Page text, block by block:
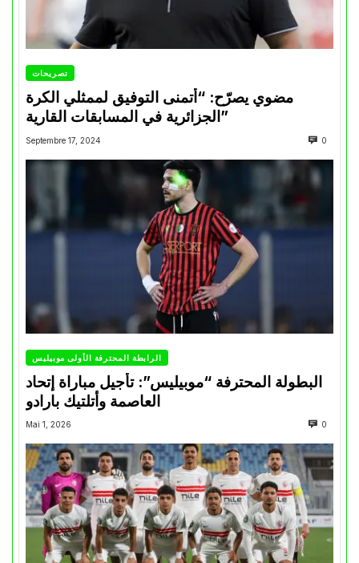
تصريحات
مضوي يصرّح: “أتمنى التوفيق لممثلي الكرة
الجزائرية في المسابقات القارية”
Septembre 17, 2024 0
الرابطة المحترفة الأولى موبيليس
البطولة المحترفة “موبيليس”: تأجيل مباراة إتحاد
العاصمة وأتلتيك بارادو
Mai 1, 2026 0